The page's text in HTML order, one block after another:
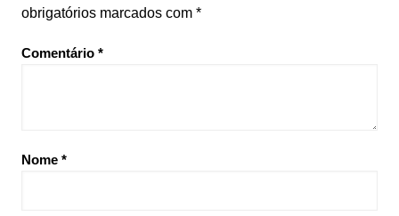
obrigatórios marcados com *
Comentário *
Nome *